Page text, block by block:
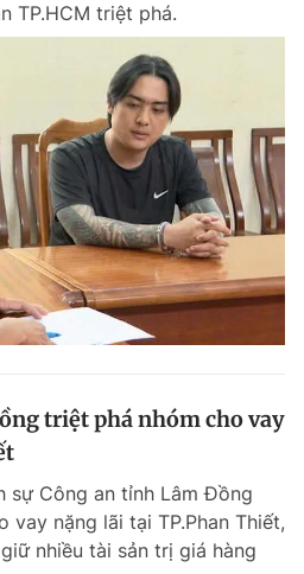
TP.HCM triệt phá.
triệt phá nhóm cho vay
sự Công an tỉnh Lâm Đồng
nặng lãi tại TP.Phan Thiết,
nhiều tài sản trị giá hàng